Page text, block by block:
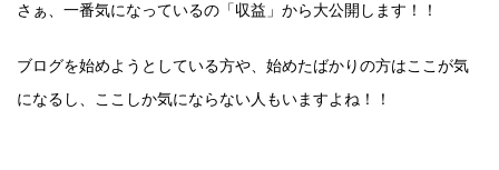
さぁ、一番気になっているの「収益」から大公開します！！
ブログを始めようとしている方や、始めたばかりの方はここが気
になるし、ここしか気にならない人もいますよね！！